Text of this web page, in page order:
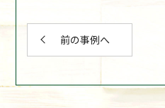
前の事例へ